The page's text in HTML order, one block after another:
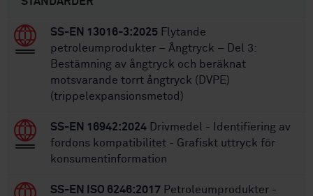
SS-EN 13016-3:2025 Flytande
petroleumprodukter – Ångtryck – Del 3:
Bestämning av ångtryck och beräknat
motsvarande torrt ångtryck (DVPE)
(trippelexpansionsmetod)
SS-EN 16942:2024 Drivmedel - Identifiering av
fordons kompatibilitet - Grafiskt uttryck för
konsumentinformation
SS-EN ISO 6246:2017 Petroleumprodukter -